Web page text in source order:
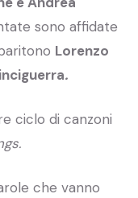
sono affidate
Lorenzo
.
ciclo di canzoni
che vanno